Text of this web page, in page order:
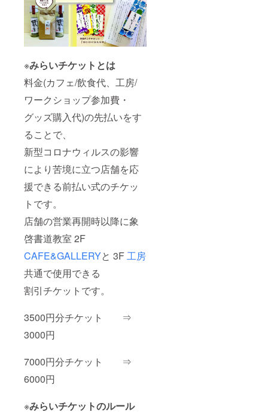
※みらいチケットとは
料金(カフェ/飲食代、工房/
ワークショップ参加費・
グッズ購入代)の先払いをす
ることで、
新型コロナウィルスの影響
により苦境に立つ店舗を応
援できる前払い式のチケッ
トです。
店舗の営業再開時以降に象
啓書道教室 2F
CAFE&GALLERYと 3F工房
共通で使用できる
割引チケットです。
3500円分チケット ⇒
3000円
7000円分チケット ⇒
6000円
※みらいチケットのルール